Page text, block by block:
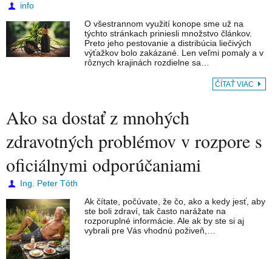
info
O všestrannom využití konope sme už na
týchto stránkach priniesli množstvo článkov.
Preto jeho pestovanie a distribúcia liečivých
výťažkov bolo zakázané. Len veľmi pomaly a v
rôznych krajinách rozdielne sa…
ČÍTAŤ VIAC
Ako sa dostať z mnohých
zdravotných problémov v rozpore s
oficiálnymi odporúčaniami
Ing. Peter Tóth
Ak čítate, počúvate, že čo, ako a kedy jesť, aby
ste boli zdraví, tak často narážate na
rozporuplné informácie. Ale ak by ste si aj
vybrali pre Vás vhodnú poživeň,…